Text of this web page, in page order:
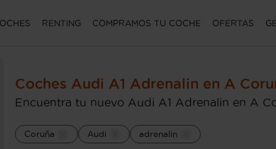
RENTING COMPRAMOS TU COCHE OFERTAS
Coches Audi A1 Adrenalin en A
Encuentra tu nuevo Audi A1 Adrenalin en A
Coruña Audi adrenalin